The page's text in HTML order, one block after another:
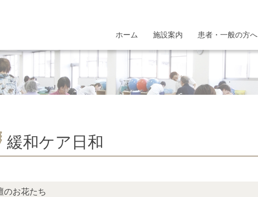
ホーム 施設案内 患者・一般の方へ
緩和ケア日和
のお花たち